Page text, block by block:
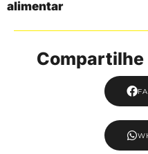
alimentar
Compartilhe